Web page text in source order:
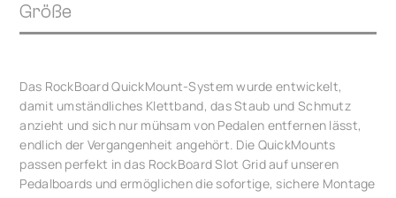
Größe
Das RockBoard QuickMount-System wurde entwickelt,
damit umständliches Klettband, das Staub und Schmutz
anzieht und sich nur mühsam von Pedalen entfernen lässt,
endlich der Vergangenheit angehört. Die QuickMounts
passen perfekt in das RockBoard Slot Grid auf unseren
Pedalboards und ermöglichen die sofortige, sichere Montage